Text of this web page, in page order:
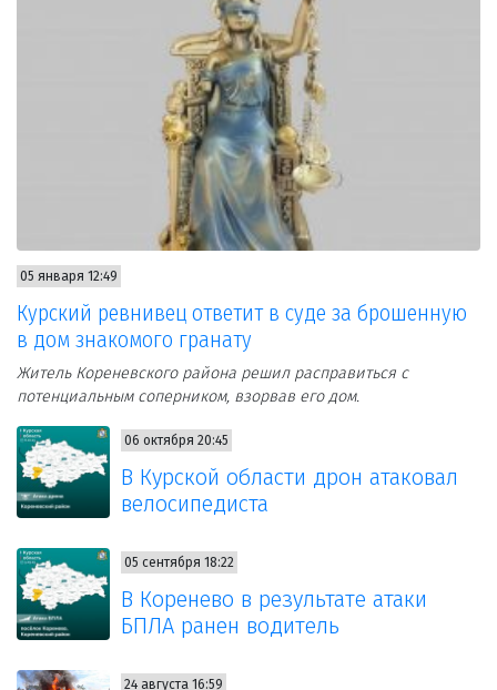
05 января 12:49
Курский ревнивец ответит в суде за брошенную
в дом знакомого гранату
Житель Кореневского района решил расправиться с
потенциальным соперником, взорвав его дом.
06 октября 20:45
В Курской области дрон атаковал
велосипедиста
05 сентября 18:22
В Коренево в результате атаки
БПЛА ранен водитель
24 августа 16:59